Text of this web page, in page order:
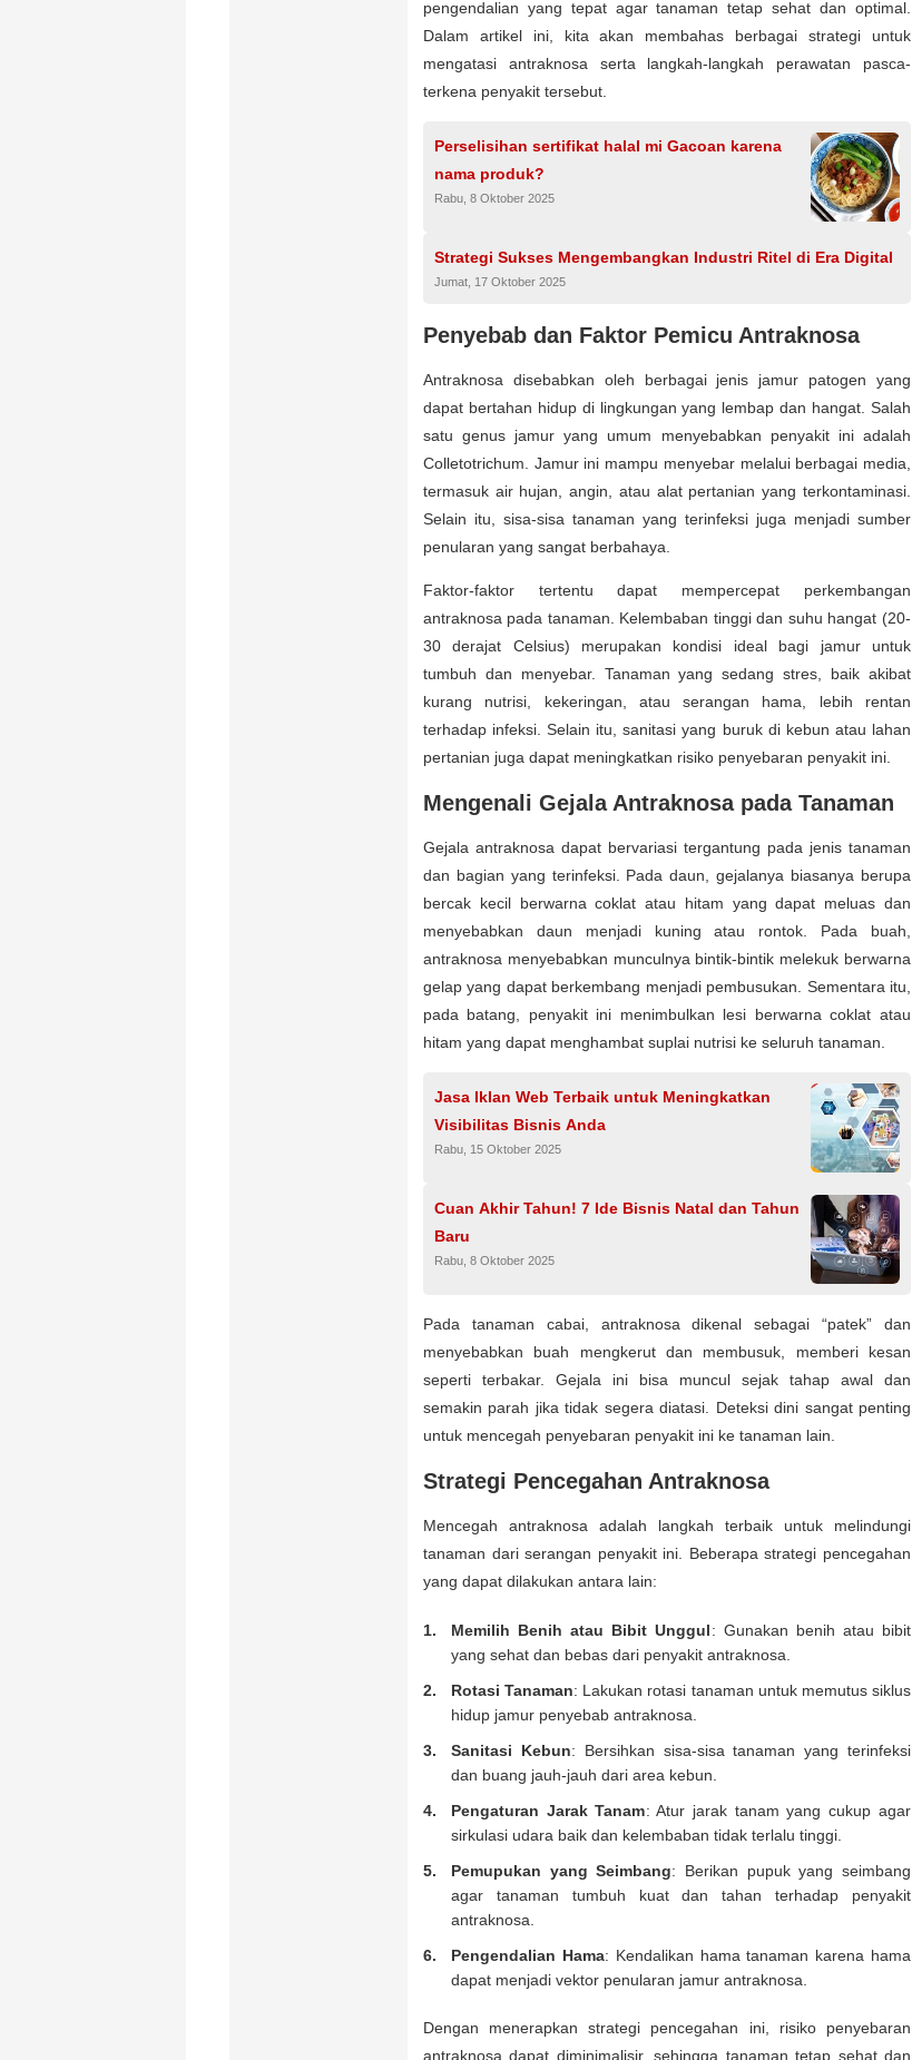
pengendalian yang tepat agar tanaman tetap sehat dan optimal.
Dalam artikel ini, kita akan membahas berbagai strategi untuk
mengatasi antraknosa serta langkah-langkah perawatan pasca-
terkena penyakit tersebut.
Perselisihan sertifikat halal mi Gacoan karena
nama produk?
Rabu, 8 Oktober 2025
Strategi Sukses Mengembangkan Industri Ritel di Era Digital
Jumat, 17 Oktober 2025
Penyebab dan Faktor Pemicu Antraknosa
Antraknosa disebabkan oleh berbagai jenis jamur patogen yang
dapat bertahan hidup di lingkungan yang lembap dan hangat. Salah
satu genus jamur yang umum menyebabkan penyakit ini adalah
Colletotrichum. Jamur ini mampu menyebar melalui berbagai media,
termasuk air hujan, angin, atau alat pertanian yang terkontaminasi.
Selain itu, sisa-sisa tanaman yang terinfeksi juga menjadi sumber
penularan yang sangat berbahaya.
Faktor-faktor tertentu dapat mempercepat perkembangan
antraknosa pada tanaman. Kelembaban tinggi dan suhu hangat (20-
30 derajat Celsius) merupakan kondisi ideal bagi jamur untuk
tumbuh dan menyebar. Tanaman yang sedang stres, baik akibat
kurang nutrisi, kekeringan, atau serangan hama, lebih rentan
terhadap infeksi. Selain itu, sanitasi yang buruk di kebun atau lahan
pertanian juga dapat meningkatkan risiko penyebaran penyakit ini.
Mengenali Gejala Antraknosa pada Tanaman
Gejala antraknosa dapat bervariasi tergantung pada jenis tanaman
dan bagian yang terinfeksi. Pada daun, gejalanya biasanya berupa
bercak kecil berwarna coklat atau hitam yang dapat meluas dan
menyebabkan daun menjadi kuning atau rontok. Pada buah,
antraknosa menyebabkan munculnya bintik-bintik melekuk berwarna
gelap yang dapat berkembang menjadi pembusukan. Sementara itu,
pada batang, penyakit ini menimbulkan lesi berwarna coklat atau
hitam yang dapat menghambat suplai nutrisi ke seluruh tanaman.
Jasa Iklan Web Terbaik untuk Meningkatkan
Visibilitas Bisnis Anda
Rabu, 15 Oktober 2025
Cuan Akhir Tahun! 7 Ide Bisnis Natal dan Tahun
Baru
Rabu, 8 Oktober 2025
Pada tanaman cabai, antraknosa dikenal sebagai “patek” dan
menyebabkan buah mengkerut dan membusuk, memberi kesan
seperti terbakar. Gejala ini bisa muncul sejak tahap awal dan
semakin parah jika tidak segera diatasi. Deteksi dini sangat penting
untuk mencegah penyebaran penyakit ini ke tanaman lain.
Strategi Pencegahan Antraknosa
Mencegah antraknosa adalah langkah terbaik untuk melindungi
tanaman dari serangan penyakit ini. Beberapa strategi pencegahan
yang dapat dilakukan antara lain:
Memilih Benih atau Bibit Unggul: Gunakan benih atau bibit
yang sehat dan bebas dari penyakit antraknosa.
Rotasi Tanaman: Lakukan rotasi tanaman untuk memutus siklus
hidup jamur penyebab antraknosa.
Sanitasi Kebun: Bersihkan sisa-sisa tanaman yang terinfeksi
dan buang jauh-jauh dari area kebun.
Pengaturan Jarak Tanam: Atur jarak tanam yang cukup agar
sirkulasi udara baik dan kelembaban tidak terlalu tinggi.
Pemupukan yang Seimbang: Berikan pupuk yang seimbang
agar tanaman tumbuh kuat dan tahan terhadap penyakit
antraknosa.
Pengendalian Hama: Kendalikan hama tanaman karena hama
dapat menjadi vektor penularan jamur antraknosa.
Dengan menerapkan strategi pencegahan ini, risiko penyebaran
antraknosa dapat diminimalisir, sehingga tanaman tetap sehat dan